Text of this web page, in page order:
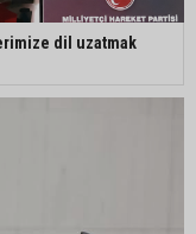
dil uzatmak